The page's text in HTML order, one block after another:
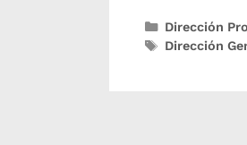
Dirección
Dirección